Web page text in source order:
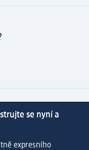
se nyní a
expresního